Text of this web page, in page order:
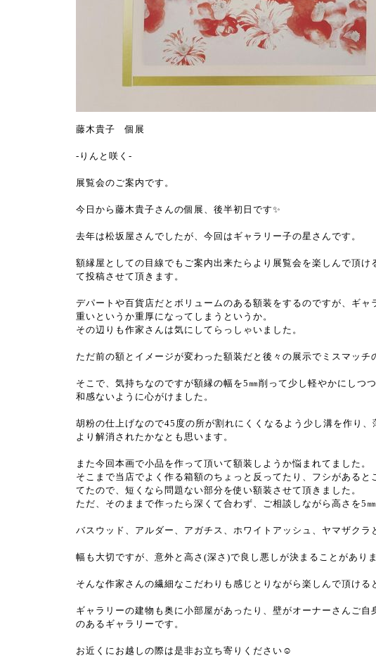
藤木貴子 個展
-りんと咲く-
展覧会のご案内です。
今日から藤木貴子さんの個展、後半初日です✨
去年は松坂屋さんでしたが、今回はギャラリー子の星さんです。
額縁屋としての目線でもご案内出来たらより展覧会を楽しんで頂け
て投稿させて頂きます。
デパートや百貨店だとボリュームのある額装をするのですが、ギャ
重いというか重厚になってしまうというか。
その辺りも作家さんは気にしてらっしゃいました。
ただ前の額とイメージが変わった額装だと後々の展示でミスマッ
そこで、気持ちなのですが額縁の幅を5㎜削って少し軽やかにしつ
和感ないように心がけました。
胡粉の仕上げなので45度の所が割れにくくなるよう少し溝を作り
より解消されたかなとも思います。
また今回本画で小品を作って頂いて額装しようか悩まれてました。
そこまで当店でよく作る箱額のちょっと反ってたり、フシがあると
てたので、短くなら問題ない部分を使い額装させて頂きました。
ただ、そのままで作ったら深くて合わず、ご相談しながら高さを5
バスウッド、アルダー、アガチス、ホワイトアッシュ、ヤマザクラ
幅も大切ですが、意外と高さ(深さ)で良し悪しが決まることがありま
そんな作家さんの繊細なこだわりも感じとりながら楽しんで頂ける
ギャラリーの建物も奥に小部屋があったり、壁がオーナーさんご
のあるギャラリーです。
お近くにお越しの際は是非お立ち寄りください☺️